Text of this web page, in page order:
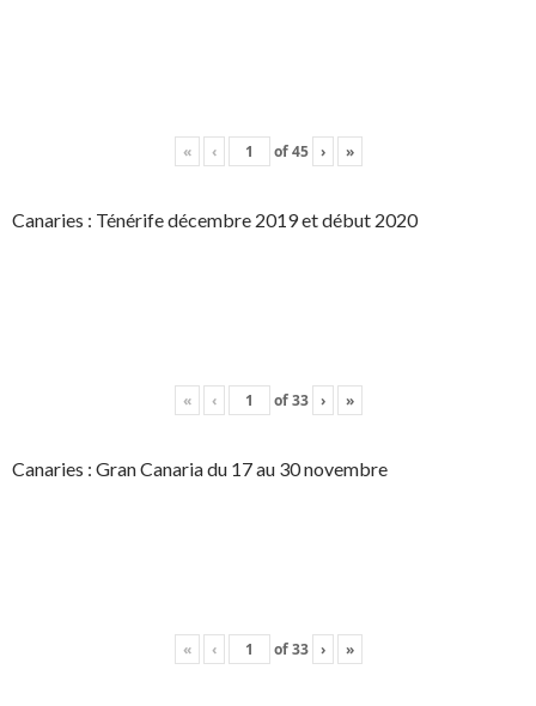
« ‹ of45 › »
Canaries : Ténérife décembre 2019 et début 2020
« ‹ of33 › »
Canaries : Gran Canaria du 17 au 30 novembre
« ‹ of33 › »